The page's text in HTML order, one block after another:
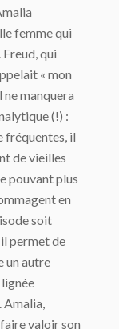
femme qui
qui
« mon
ne manquera
(!) :
fréquentes, il
de vieilles
pouvant plus
en
soit
permet de
un autre
Amalia,
valoir son